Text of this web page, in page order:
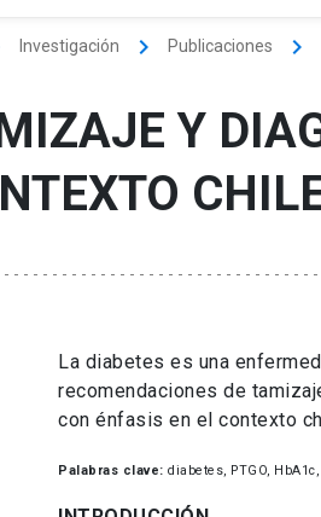
Investigación keyboard_arrow_right Publicaciones keyboard_arrow_right
Y
La diabetes es una
recomendaciones de
con énfasis en el contexto
Palabras clave: diabetes, PTGO,